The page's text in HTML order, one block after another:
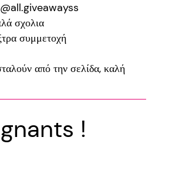
σχολια
συμμετοχή
από την σελίδα, καλή
!